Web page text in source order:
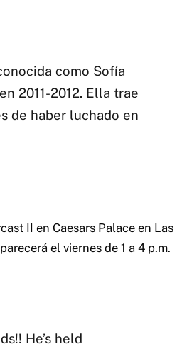
como Sofía
2011-2012. Ella trae
de haber luchado en
II en Caesars Palace en Las
el viernes de 1 a 4 p.m.
He’s held